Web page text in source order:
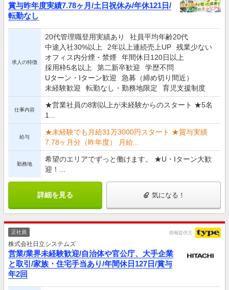
賞与昨年度実績7.78ヶ月/土日祝休み/年休121日/
転勤なし
求人の特徴
20代管理職登用実績あり
社員平均年齢20代
中途入社30%以上
2年以上連続売上UP
残業少ない
オフィス内分煙・禁煙
年間休日120日以上
採用枠5名以上
第二新卒歓迎
学歴不問
Uターン・Iターン歓迎
急募（締め切り間近）
未経験歓迎
転勤なし・勤務地限定 育児支援制度
仕事内容
★営業社員の8割以上が未経験からのスタート ★5名
1...
給与
★未経験でも月給31万3000円スタート ★賞与実績
7.78ヶ月分（昨年度） 月給...
勤務地
希望のエリアでずっと働けます。 ★U・Iターン大歓
迎！...
詳細を見る 気になる！
正社員 情報提供元
株式会社日立システムズ
営業/業界未経験歓迎/自治体や官公庁、大手企業
と取引/家族・住宅手当あり/年間休日127日/賞与
年2回